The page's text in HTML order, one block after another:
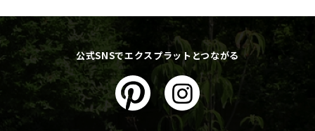
公式SNSでエクスプラットとつながる